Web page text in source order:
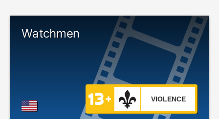
Watchmen
VIOLENCE